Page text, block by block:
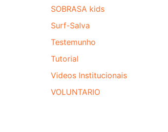
SOBRASA kids
Surf-Salva
Testemunho
Tutorial
Videos Institucionais
VOLUNTARIO